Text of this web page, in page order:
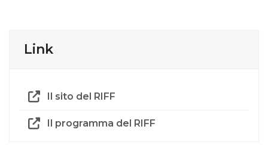
Link
Il sito del RIFF
Il programma del RIFF